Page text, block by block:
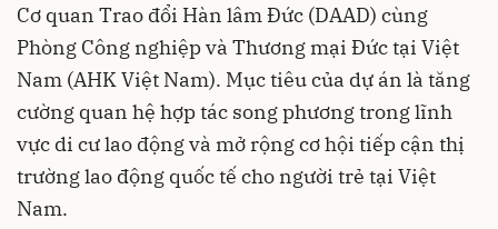
Cơ quan Trao đổi Hàn lâm Đức (DAAD) cùng
Phòng Công nghiệp và Thương mại Đức tại Việt
Nam (AHK Việt Nam). Mục tiêu của dự án là tăng
cường quan hệ hợp tác song phương trong lĩnh
vực di cư lao động và mở rộng cơ hội tiếp cận thị
trường lao động quốc tế cho người trẻ tại Việt
Nam.